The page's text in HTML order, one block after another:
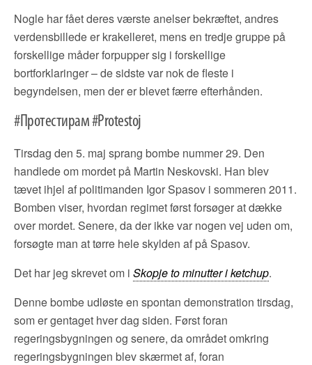
Nogle har fået deres værste anelser bekræftet, andres
verdensbillede er krakelleret, mens en tredje gruppe på
forskellige måder forpupper sig i forskellige
bortforklaringer – de sidste var nok de fleste i
begyndelsen, men der er blevet færre efterhånden.
#Протестирам #Protestoj
Tirsdag den 5. maj sprang bombe nummer 29. Den
handlede om mordet på Martin Neskovski. Han blev
tævet ihjel af politimanden Igor Spasov i sommeren 2011.
Bomben viser, hvordan regimet først forsøger at dække
over mordet. Senere, da der ikke var nogen vej uden om,
forsøgte man at tørre hele skylden af på Spasov.
Det har jeg skrevet om i Skopje to minutter i ketchup.
Denne bombe udløste en spontan demonstration tirsdag,
som er gentaget hver dag siden. Først foran
regeringsbygningen og senere, da området omkring
regeringsbygningen blev skærmet af, foran